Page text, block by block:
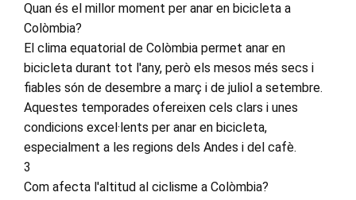
Quan és el millor moment per anar en bicicleta a
Colòmbia?
El clima equatorial de Colòmbia permet anar en
bicicleta durant tot l'any, però els mesos més secs i
fiables són de desembre a març i de juliol a setembre.
Aquestes temporades ofereixen cels clars i unes
condicions excel·lents per anar en bicicleta,
especialment a les regions dels Andes i del cafè.
3
Com afecta l'altitud al ciclisme a Colòmbia?